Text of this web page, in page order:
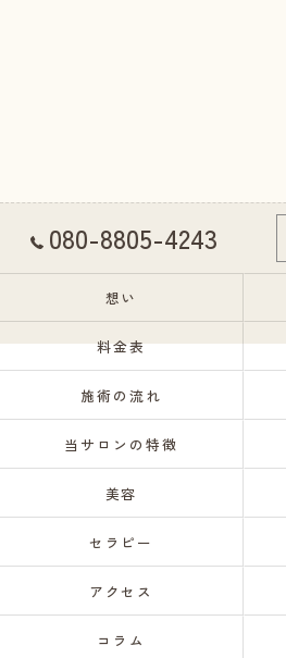
080-8805-4243
想い
料金表
施術の流れ
当サロンの特徴
美容
セラピー
アクセス
コラム